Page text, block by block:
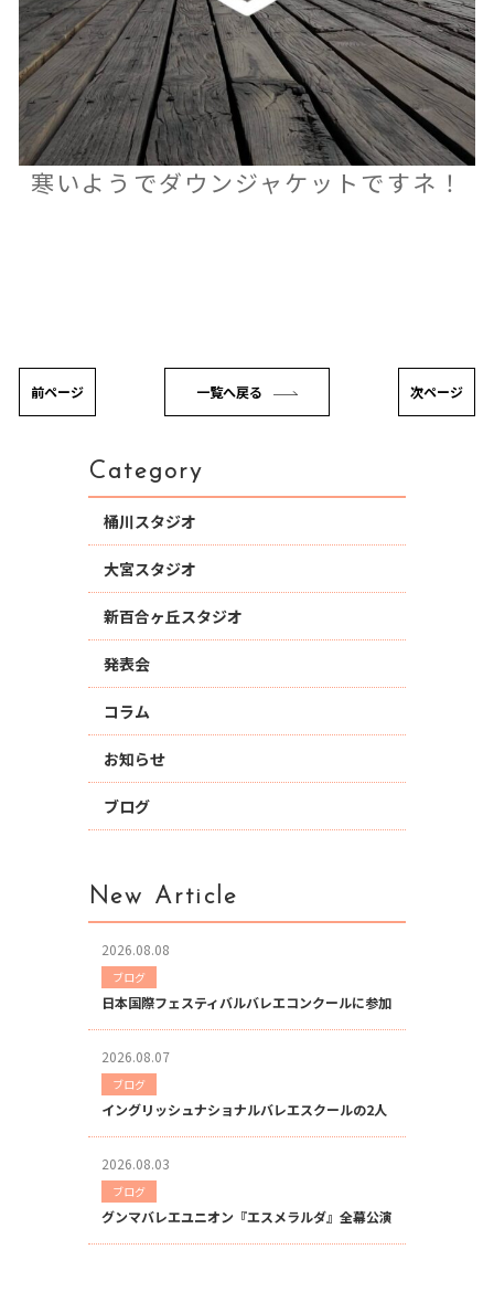
寒いようでダウンジャケットですネ！
前ページ 一覧へ戻る 次ページ
Category
桶川スタジオ
大宮スタジオ
新百合ヶ丘スタジオ
発表会
コラム
お知らせ
ブログ
New Article
2026.08.08
ブログ
日本国際フェスティバルバレエコンクールに参加
2026.08.07
ブログ
イングリッシュナショナルバレエスクールの2人
2026.08.03
ブログ
グンマバレエユニオン『エスメラルダ』全幕公演